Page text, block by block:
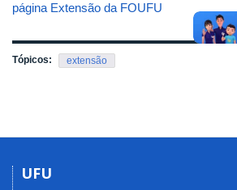
página Extensão da FOUFU
Tópicos: extensão
UFU